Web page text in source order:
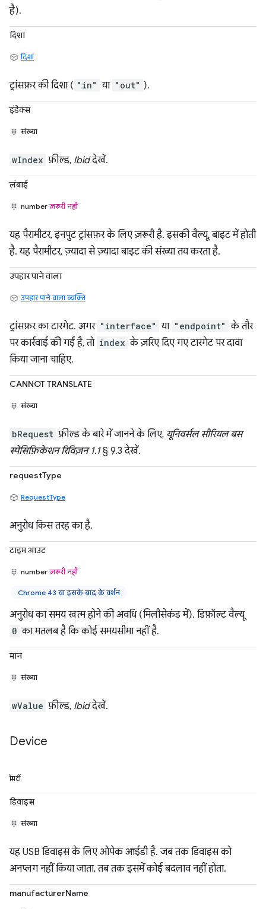
है).
दिशा
दिशा
ट्रांसफ़र की दिशा ( "in" या "out" ).
इंडेक्स
संख्या
wIndex फ़ील्ड, Ibidदेखें.
लंबाई
numberज़रूरी नहीं
यह पैरामीटर, इनपुट ट्रांसफ़र के लिए ज़रूरी है. इसकी वैल्यू, बाइट में होती
है. यह पैरामीटर, ज़्यादा से ज़्यादा बाइट की संख्या तय करता है.
उपहार पाने वाला
उपहार पाने वाला व्यक्ति
ट्रांसफ़र का टारगेट. अगर "interface" या "endpoint" के तौर
पर कार्रवाई की गई है, तो index के ज़रिए दिए गए टारगेट पर दावा
किया जाना चाहिए.
CANNOT TRANSLATE
संख्या
bRequest फ़ील्ड के बारे में जानने के लिए, यूनिवर्सल सीरियल बस
स्पेसिफ़िकेशन रिविज़न 1.1§ 9.3 देखें.
requestType
RequestType
अनुरोध किस तरह का है.
टाइम आउट
numberज़रूरी नहीं
Chrome 43 या इसके बाद के वर्शन
अनुरोध का समय खत्म होने की अवधि (मिलीसेकंड में). डिफ़ॉल्ट वैल्यू
0 का मतलब है कि कोई समयसीमा नहीं है.
मान
संख्या
wValue फ़ील्ड, Ibidदेखें.
Device
प्रॉपर्टी
डिवाइस
संख्या
यह USB डिवाइस के लिए ओपेक आईडी है. जब तक डिवाइस को
अनप्लग नहीं किया जाता, तब तक इसमें कोई बदलाव नहीं होता.
manufacturerName